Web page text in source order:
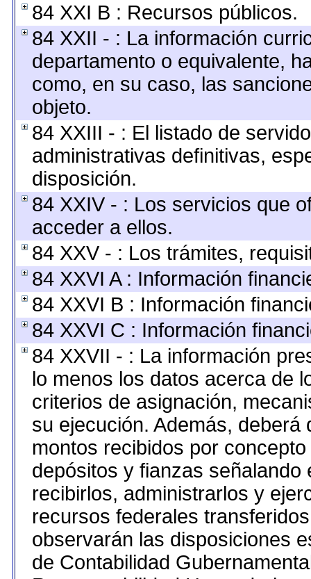
84 XXI B : Recursos públicos.
84 XXII - : La información
departamento o equivalente,
como, en su caso, las
objeto.
84 XXIII - : El listado de
administrativas definitivas,
disposición.
84 XXIV - : Los servicios que
acceder a ellos.
84 XXV - : Los trámites,
84 XXVI A : Información
84 XXVI B : Información
84 XXVI C : Información
84 XXVII - : La información
lo menos los datos acerca de
criterios de asignación,
su ejecución. Además,
montos recibidos por
depósitos y fianzas
recibirlos, administrarlos y
recursos federales
observarán las disposiciones
de Contabilidad